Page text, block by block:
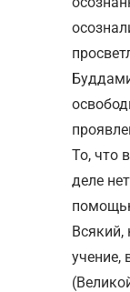
То, что
деле
Всякий,
учение,